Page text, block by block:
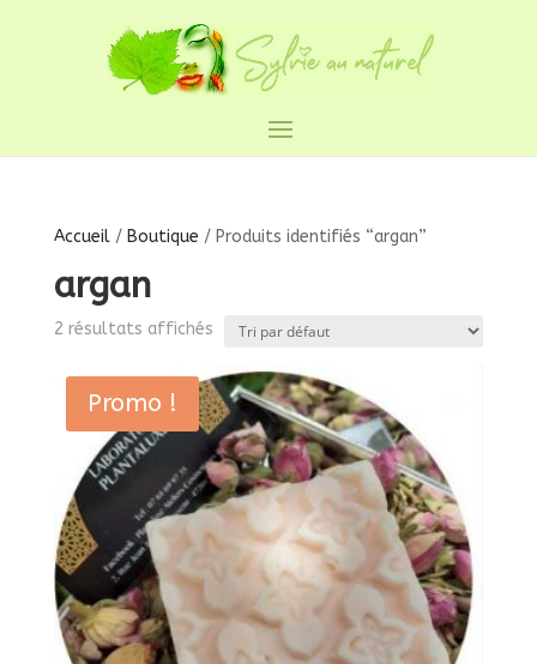
Accueil/ Boutique / Produits identifiés “argan”
argan
2 résultats affichés
Promo !